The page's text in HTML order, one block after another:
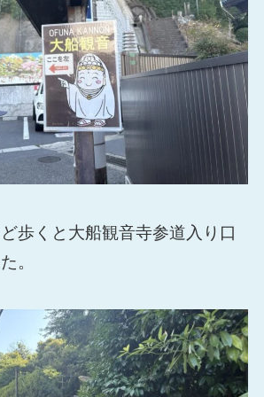
歩くと大船観音寺参道入り口
。